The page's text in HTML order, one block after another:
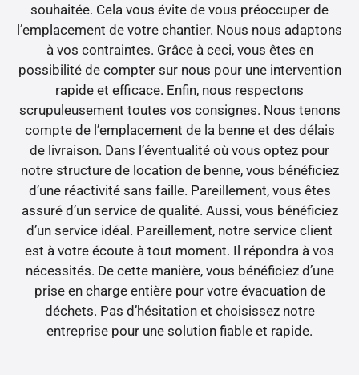
souhaitée. Cela vous évite de vous préoccuper de
l’emplacement de votre chantier. Nous nous adaptons
à vos contraintes. Grâce à ceci, vous êtes en
possibilité de compter sur nous pour une intervention
rapide et efficace. Enfin, nous respectons
scrupuleusement toutes vos consignes. Nous tenons
compte de l’emplacement de la benne et des délais
de livraison. Dans l’éventualité où vous optez pour
notre structure de location de benne, vous bénéficiez
d’une réactivité sans faille. Pareillement, vous êtes
assuré d’un service de qualité. Aussi, vous bénéficiez
d’un service idéal. Pareillement, notre service client
est à votre écoute à tout moment. Il répondra à vos
nécessités. De cette manière, vous bénéficiez d’une
prise en charge entière pour votre évacuation de
déchets. Pas d’hésitation et choisissez notre
entreprise pour une solution fiable et rapide.